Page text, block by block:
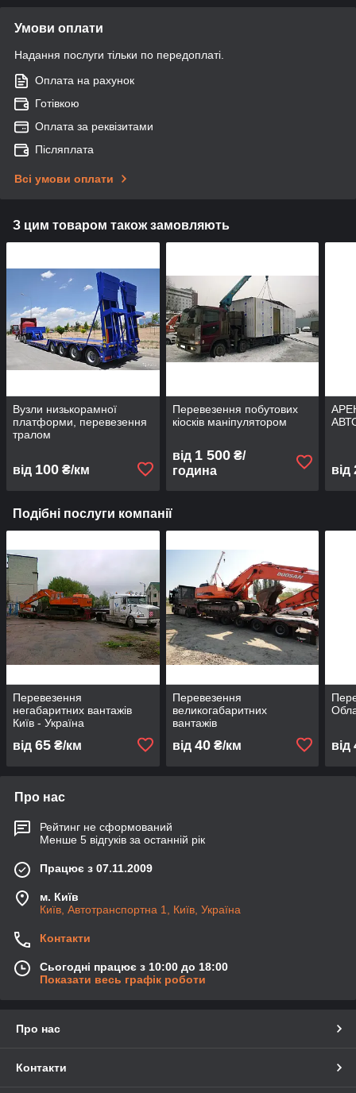
Умови оплати
Надання послуги тільки по передоплаті.
Оплата на рахунок
Готівкою
Оплата за реквізитами
Післяплата
Всі умови оплати
З цим товаром також замовляють
Вузли низькорамної
платформи, перевезення
тралом
від 100 ₴/км
Перевезення побутових
кіосків маніпулятором
від 1 500₴/
година
від
Подібні послуги компанії
Перевезення
негабаритних вантажів
Київ - Україна
від 65 ₴/км
Перевезення
великогабаритних
вантажів
від 40₴/км від
Про нас
Рейтинг не сформований
Менше 5 відгуків за останній рік
Працює з 07.11.2009
м. Київ
Київ, Автотранспортна 1, Київ, Україна
Контакти
Сьогодні працює з 10:00 до 18:00
Показати весь графік роботи
Про нас
Контакти